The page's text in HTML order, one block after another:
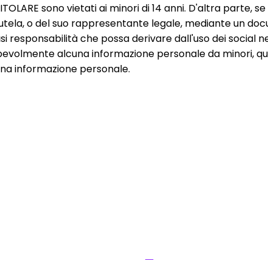
sono vietati ai minori di 14 anni. D'altra parte,
o del suo rappresentante legale, mediante un
responsabilità che possa derivare dall'uso dei
alcuna informazione personale da minori,
informazione personale.